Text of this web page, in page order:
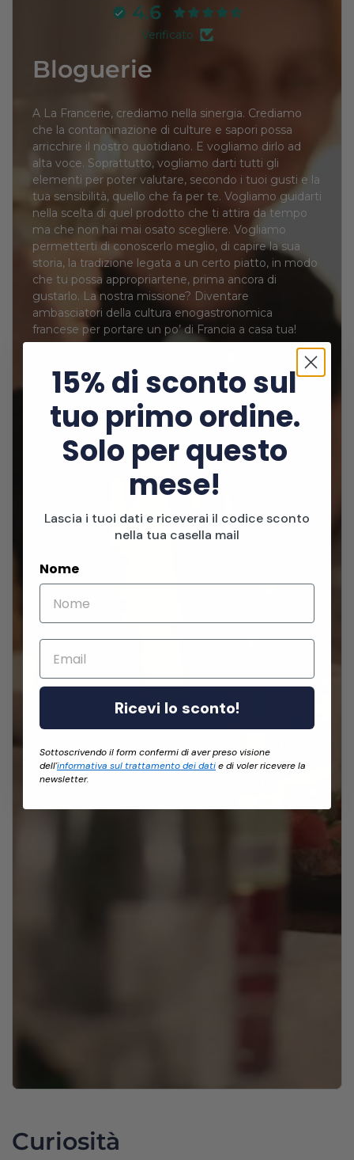
4.6
Verificato
Bloguerie
A La Francerie, crediamo nella sinergia. Crediamo
che la contaminazione di culture e sapori possa
arricchire il nostro quotidiano. E vogliamo dirlo ad
alta voce. Soprattutto, vogliamo darti tutti gli
elementi per poter valutare, secondo i tuoi gusti e la
tua sensibilità, quello che fa per te. Vogliamo guidarti
nella scelta di quel prodotto che ti attira da tempo
ma che non hai mai osato scegliere. Vogliamo
permetterti di conoscerlo meglio, di capire la sua
storia, la tradizione legata a un certo piatto, in modo
che tu possa appropriartene, prima ancora di
gustarlo. La nostra missione? Diventare
ambasciatori della cultura enogastronomica
francese per portare un po’ di Francia a casa tua!
Curiosità
15% di sconto sul
tuo primo ordine.
Solo per questo
mese!
Lascia i tuoi dati e riceverai il codice sconto
nella tua casella mail
Nome
Email
Ricevi lo sconto!
Sottoscrivendo il form confermi di aver preso visione
dell'informativa sul trattamento dei datie di voler ricevere la
newsletter.